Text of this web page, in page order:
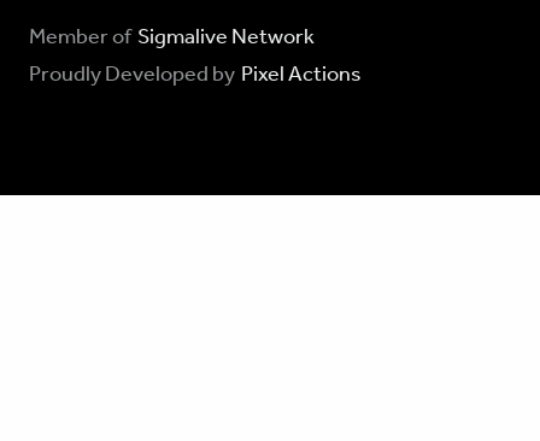
Member of Sigmalive Network
Proudly Developed by Pixel Actions